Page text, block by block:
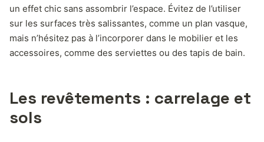
un effet chic sans assombrir l’espace. Évitez de l’utiliser
sur les surfaces très salissantes, comme un plan vasque,
mais n’hésitez pas à l’incorporer dans le mobilier et les
accessoires, comme des serviettes ou des tapis de bain.
Les revêtements : carrelage et
sols